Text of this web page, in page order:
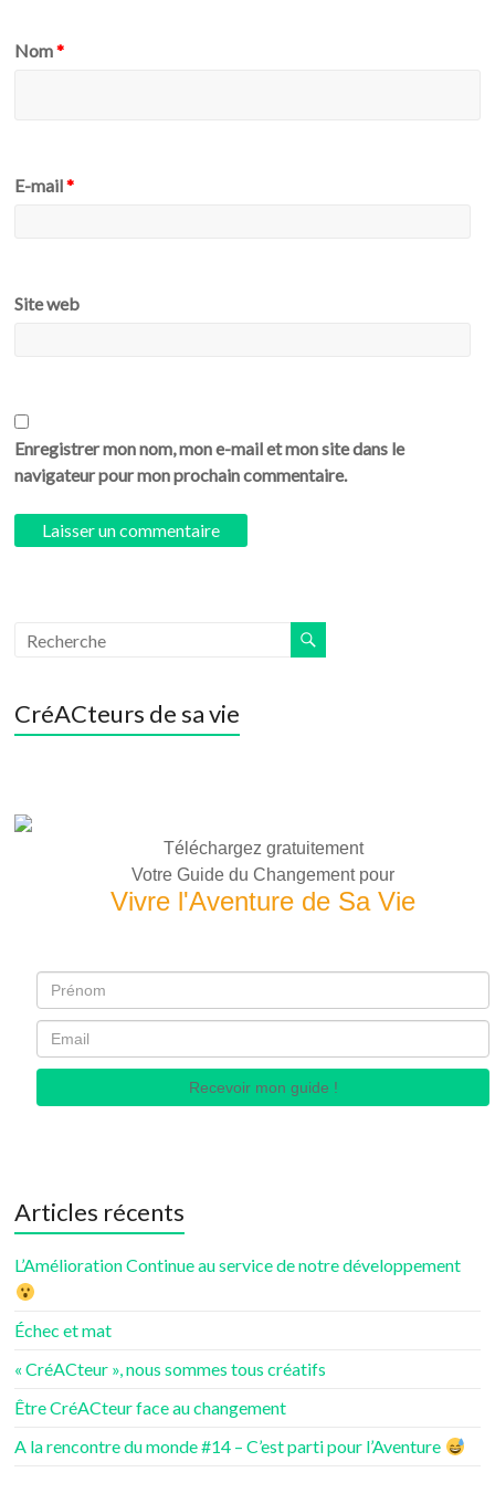
Nom*
E-mail*
Site web
Enregistrer mon nom, mon e-mail et mon site dans le
navigateur pour mon prochain commentaire.
CréACteurs de sa vie
Téléchargez gratuitement
Votre Guide du Changement pour
Vivre l'Aventure de Sa Vie
Recevoir mon guide !
Articles récents
L’Amélioration Continue au service de notre développement
Échec et mat
« CréACteur », nous sommes tous créatifs
Être CréACteur face au changement
A la rencontre du monde #14 – C’est parti pour l’Aventure